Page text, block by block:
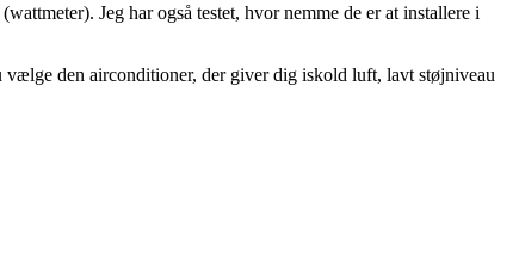
Jeg har også testet, hvor nemme de er at installere i
vælge den airconditioner, der giver dig iskold luft, lavt støjniveau